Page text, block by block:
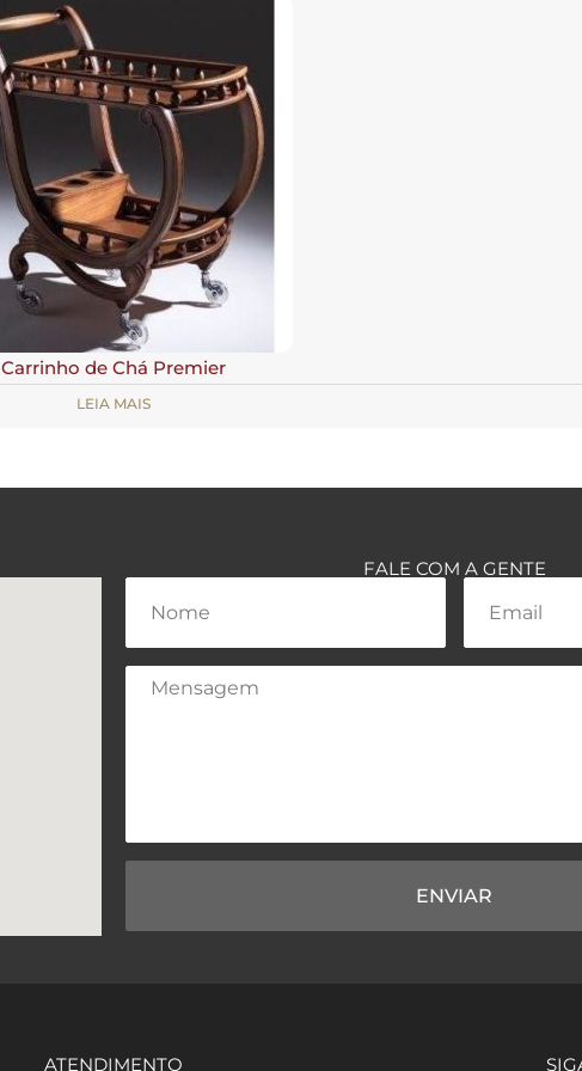
Carrinho de Chá Premier
LEIA MAIS
FALE COM A GENTE
ENVIAR
ATENDIMENTO